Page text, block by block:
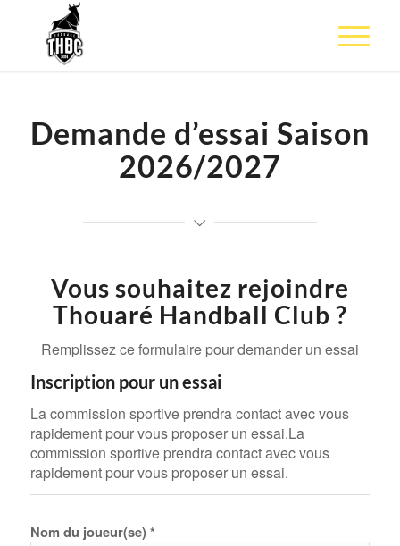
Demande d’essai Saison
2026/2027
Vous souhaitez rejoindre
Thouaré Handball Club ?
Remplissez ce formulaire pour demander un essai
Inscription pour un essai
La commission sportive prendra contact avec vous
rapidement pour vous proposer un essai.La
commission sportive prendra contact avec vous
rapidement pour vous proposer un essai.
Nom du joueur(se) *